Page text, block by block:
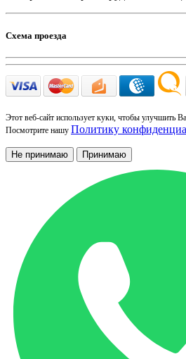
Схема проезда
Этот веб-сайт использует куки, чтобы улучшить
Посмотрите нашу Политику
Не принимаю Принимаю